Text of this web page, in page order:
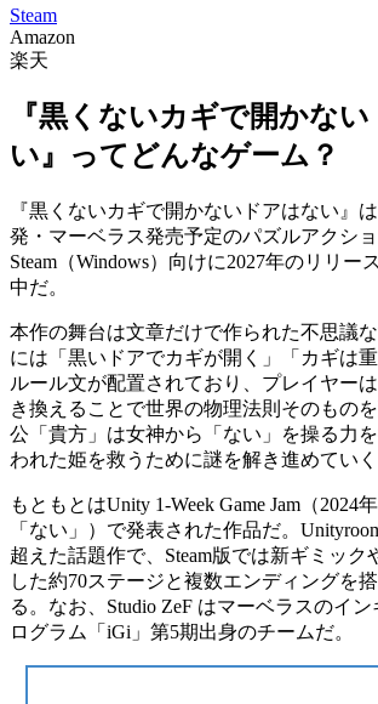
Steam
Amazon
楽天
『黒くないカギで開かな
い』ってどんなゲーム？
『黒くないカギで開かないドアはない』
発・マーベラス発売予定のパズルアクショ
Steam（Windows）向けに2027年のリリー
中だ。
本作の舞台は文章だけで作られた不思議
には「黒いドアでカギが開く」「カギは
ルール文が配置されており、プレイヤー
き換えることで世界の物理法則そのもの
公「貴方」は女神から「ない」を操る力
われた姫を救うために謎を解き進めていく
もともとはUnity 1-Week Game Jam（2024
「ない」）で発表された作品だ。
超えた話題作で、Steam版では新ギミック
した約70ステージと複数エンディングを
る。なお、Studio ZeF はマーベラスのイ
ログラム「iGi」第5期出身のチームだ。